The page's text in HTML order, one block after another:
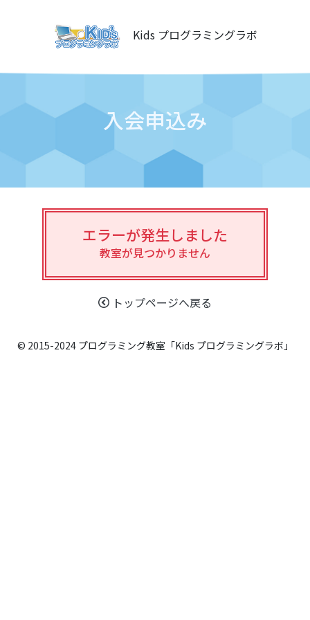
Kids プログラミングラボ
入会申込み
エラーが発生しました
教室が見つかりません
トップページへ戻る
© 2015-2024 プログラミング教室「Kids プログラミングラボ」